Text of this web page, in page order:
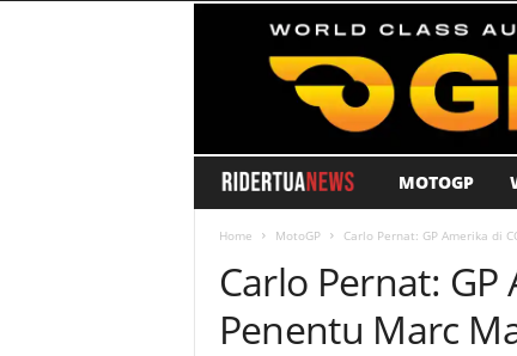
i
d
e
MOTOGP
Home MotoGP Carlo Pernat: GP Amerika di
Carlo Pernat: GP
Penentu Marc